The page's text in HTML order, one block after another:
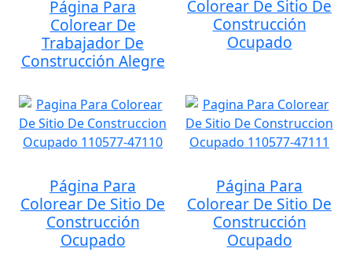
Página Para
Colorear De
Trabajador De
Construcción Alegre
Colorear De Sitio De
Construcción
Ocupado
Página Para
Colorear De Sitio De
Construcción
Ocupado
Página Para
Colorear De Sitio De
Construcción
Ocupado